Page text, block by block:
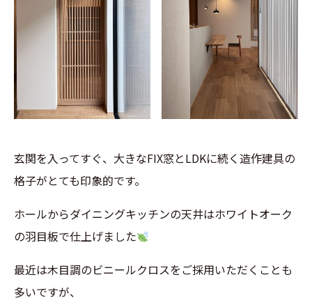
玄関を入ってすぐ、大きなFIX窓とLDKに続く造作建具の
格子がとても印象的です。
ホールからダイニングキッチンの天井はホワイトオーク
の羽目板で仕上げました
最近は木目調のビニールクロスをご採用いただくことも
多いですが、